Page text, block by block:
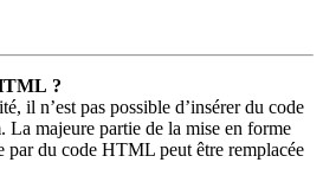
?
il n’est pas possible d’insérer du code
majeure partie de la mise en forme
par du code HTML peut être remplacée